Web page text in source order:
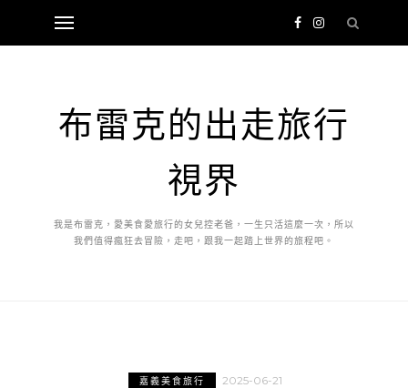
布雷克的出走旅行
視界
我是布雷克，愛美食愛旅行的女兒控老爸，一生只活這麼一次，所以
我們值得瘋狂去冒險，走吧，跟我一起踏上世界的旅程吧。
嘉義美食旅行 2025-06-21